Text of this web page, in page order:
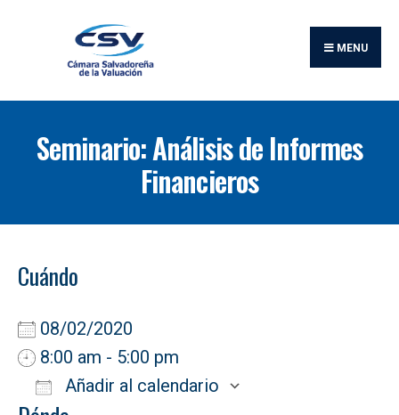
MENU
Seminario: Análisis de Informes
Financieros
Cuándo
08/02/2020
8:00 am - 5:00 pm
Añadir al calendario